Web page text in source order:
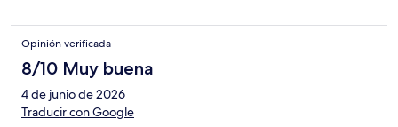
Opinión verificada
8/10 Muy buena
4 de junio de 2026
Traducir con Google